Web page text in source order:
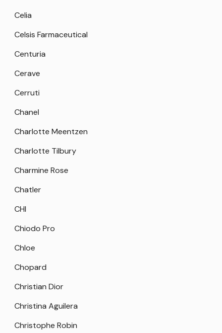
Celia
Celsis Farmaceutical
Centuria
Cerave
Cerruti
Chanel
Charlotte Meentzen
Charlotte Tilbury
Charmine Rose
Chatler
CHI
Chiodo Pro
Chloe
Chopard
Christian Dior
Christina Aguilera
Christophe Robin